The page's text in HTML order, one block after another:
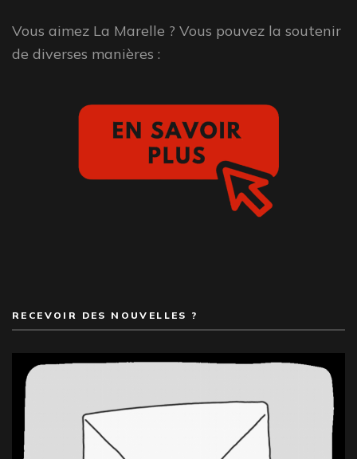
Vous aimez La Marelle ? Vous pouvez la soutenir
de diverses manières :
RECEVOIR DES NOUVELLES ?